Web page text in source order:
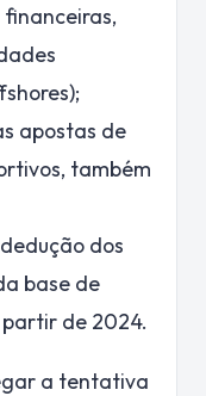
apostas de
também
dos
base de
partir de 2024.
a tentativa